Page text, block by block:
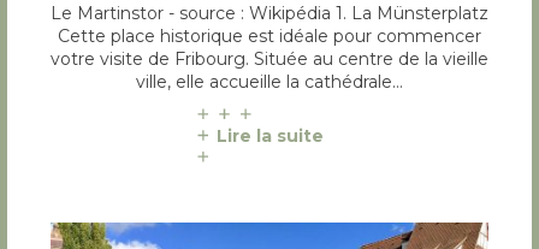
Le Martinstor - source : Wikipédia 1. La Münsterplatz
Cette place historique est idéale pour commencer
votre visite de Fribourg. Située au centre de la vieille
ville, elle accueille la cathédrale…
Lire la suite